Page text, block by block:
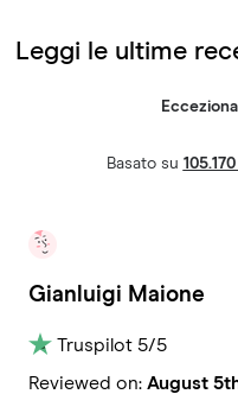
Leggi le ultime
Basato su
Gianluigi Maione
Truspilot 5/5
Reviewed on: August